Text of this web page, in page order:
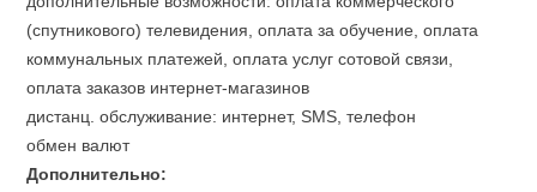
(спутникового) телевидения, оплата за обучение, оплата
коммунальных платежей, оплата услуг сотовой связи,
оплата заказов интернет-магазинов
дистанц. обслуживание: интернет, SMS, телефон
обмен валют
Дополнительно: